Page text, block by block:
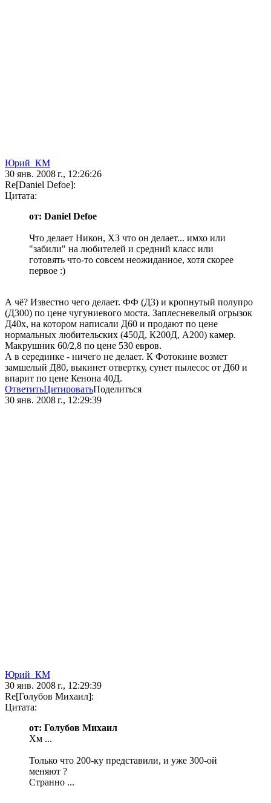
Юрий_КМ
30 янв. 2008 г., 12:26:26
Re[Daniel Defoe]:
Цитата:
от: Daniel Defoe
Что делает Никон, ХЗ что он делает... имхо или
"забили" на любителей и средний класс или
готовять что-то совсем неожиданное, хотя скорее
первое :)
А чё? Известно чего делает. ФФ (Д3) и кропнутый полупро
(Д300) по цене чугуниевого моста. Заплесневелый огрызок
Д40х, на котором написали Д60 и продают по цене
нормальных любительских (450Д, К200Д, А200) камер.
Макрушник 60/2,8 по цене 530 евров.
А в серединке - ничего не делает. К Фотокине возмет
замшелый Д80, выкинет отвертку, сунет пылесос от Д60 и
впарит по цене Кенона 40Д.
ОтветитьЦитироватьПоделиться
30 янв. 2008 г., 12:29:39
Юрий_КМ
30 янв. 2008 г., 12:29:39
Re[Голубов Михаил]:
Цитата:
от: Голубов Михаил
Хм ...
Только что 200-ку представили, и уже 300-ой
меняют ?
Странно ...